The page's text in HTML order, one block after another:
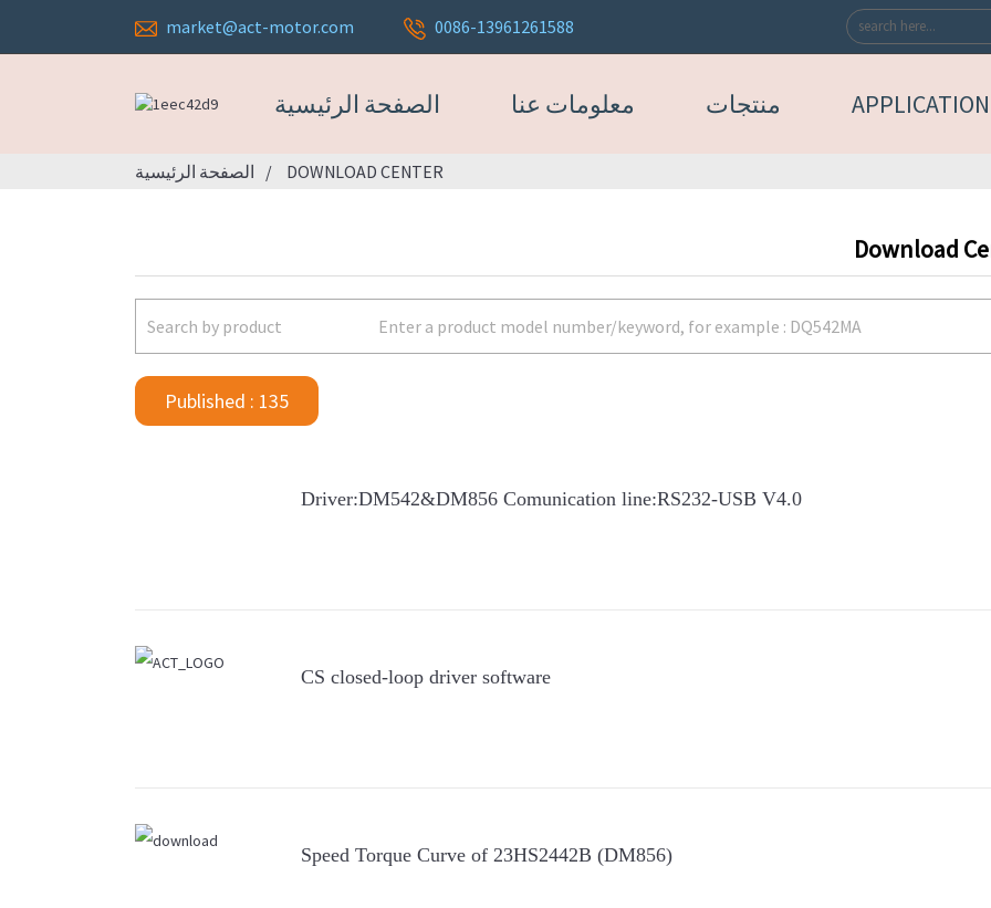
market@act-motor.com 0086-13961261588
الصفحة الرئيسية معلومات عنا منتجات APPLICATION
الصفحة الرئيسية DOWNLOAD CENTER
Download
Published : 135
Driver:DM542&DM856 Comunication line:RS232-USB V4.0
CS closed-loop driver software
Speed Torque Curve of 23HS2442B (DM856)